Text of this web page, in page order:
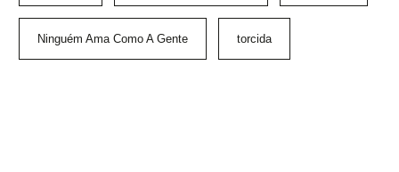
Ninguém Ama Como A Gente torcida